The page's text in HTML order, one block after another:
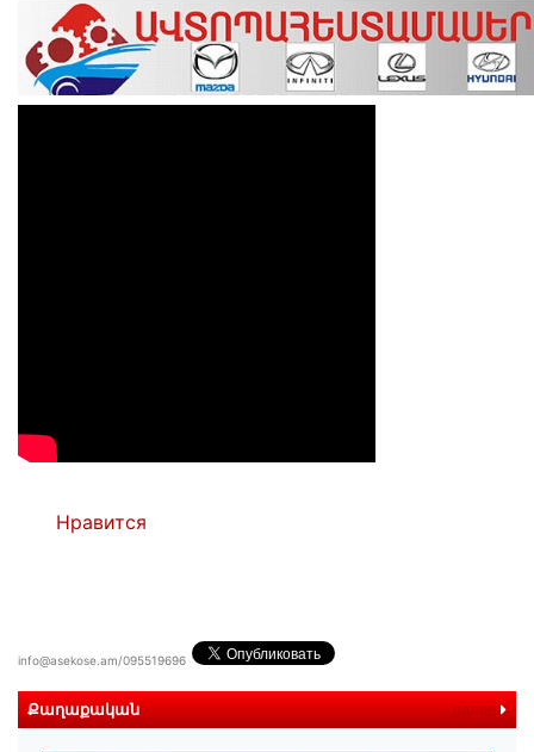
Нравится
info@asekose.am/095519696
Քաղաքական далее